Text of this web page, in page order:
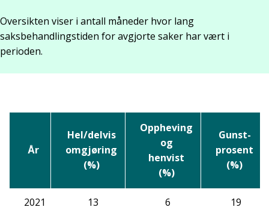
Oversikten viser i antall måneder hvor lang
saksbehandlingstiden for avgjorte saker har vært i
perioden.
År
Hel/delvis
omgjøring
(%)
Oppheving
og
henvist
(%)
Gunst-
prosent
(%)
2021 13 6
19